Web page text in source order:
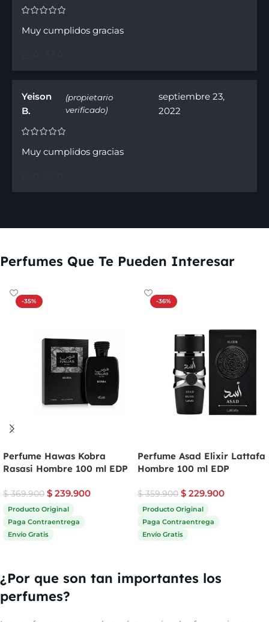
Muy cumplidos gracias
Yeison
B.
(propietario
verificado)
septiembre 23,
2022
Muy cumplidos gracias
Perfumes Que Te Pueden Interesar
-35%
Perfume Hawas Kobra
Rasasi Hombre 100 ml EDP
$369.900 $ 239.900
Producto Original
Paga Contraentrega
Envío Gratis
-36%
Perfume Asad Elixir Lattafa
Hombre 100 ml EDP
$359.900 $ 229.900
Producto Original
Paga Contraentrega
Envío Gratis
¿Por que son tan importantes los
perfumes?